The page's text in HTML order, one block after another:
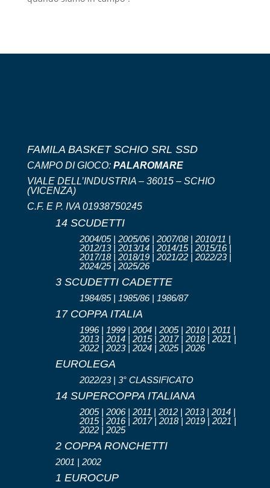
FAMILA BASKET SCHIO SRL SSD
CAMPO DI GIOCO: PALAROMARE
VIALE DELL’INDUSTRIA – 36015 – SCHIO
(VICENZA)
C.F. E P. IVA 01938750245
14 SCUDETTI
2004/05 | 2005/06 | 2007/08 | 2010/11 |
2012/13 | 2013/14 | 2014/15 | 2015/16 |
2017/18 | 2018/19 | 2021/22 | 2022/23 |
2024/25 | 2025/26
3 SCUDETTI CADETTE
1984/85 | 1985/86 | 1986/87
17 COPPA ITALIA
1996 | 1999 | 2004 | 2005 | 2010 | 2011 |
2013 | 2014 | 2015 | 2017 | 2018 | 2021 |
2022 | 2023 | 2024 | 2025 | 2026
EUROLEGA
2022/23 | 3° CLASSIFICATO
14 SUPERCOPPA ITALIANA
2005 | 2006 | 2011 | 2012 | 2013 | 2014 |
2015 | 2016 | 2017 | 2018 | 2019 | 2021 |
2022 | 2025
2 COPPA RONCHETTI
2001 | 2002
1 EUROCUP